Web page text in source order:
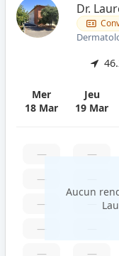
Dr.
Mer
18 Mar
Jeu
19 Mar
—
—
—
—
—
Aucun